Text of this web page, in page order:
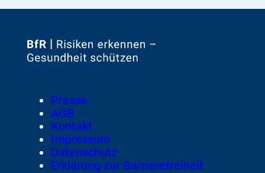
Zur
Footer
Meta-
Navigation
Presse
AGB
Kontakt
Impressum
Datenschutz
Erklärung zur Barrierefreiheit